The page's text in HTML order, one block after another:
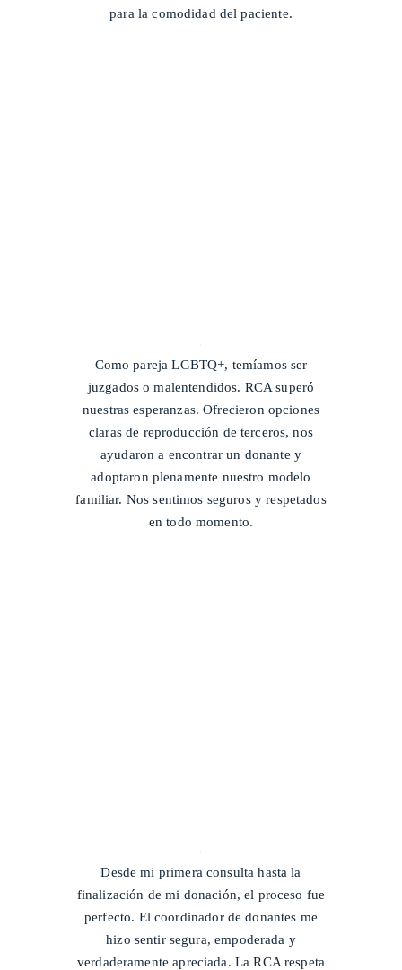
para la comodidad del paciente.
Como pareja LGBTQ+, temíamos ser
juzgados o malentendidos. RCA superó
nuestras esperanzas. Ofrecieron opciones
claras de reproducción de terceros, nos
ayudaron a encontrar un donante y
adoptaron plenamente nuestro modelo
familiar. Nos sentimos seguros y respetados
en todo momento.
Desde mi primera consulta hasta la
finalización de mi donación, el proceso fue
perfecto. El coordinador de donantes me
hizo sentir segura, empoderada y
verdaderamente apreciada. La RCA respeta